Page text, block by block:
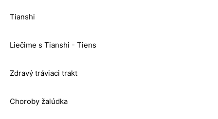
Tianshi
Liečime s Tianshi - Tiens
Zdravý tráviaci trakt
Choroby žalúdka